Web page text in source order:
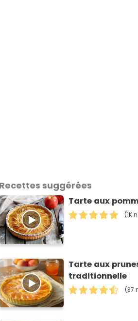
Recettes suggérées
Tarte aux
(1K
Tarte aux
traditionnelle
(37